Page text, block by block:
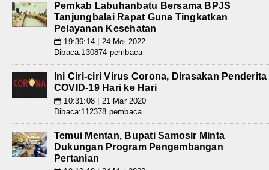
Pemkab Labuhanbatu Bersama BPJS
Tanjungbalai Rapat Guna Tingkatkan
Pelayanan Kesehatan
📅 19:36:14 | 24 Mei 2022
Dibaca:130874 pembaca
Ini Ciri-ciri Virus Corona, Dirasakan Penderita
COVID-19 Hari ke Hari
📅 10:31:08 | 21 Mar 2020
Dibaca:112378 pembaca
Temui Mentan, Bupati Samosir Minta
Dukungan Program Pengembangan
Pertanian